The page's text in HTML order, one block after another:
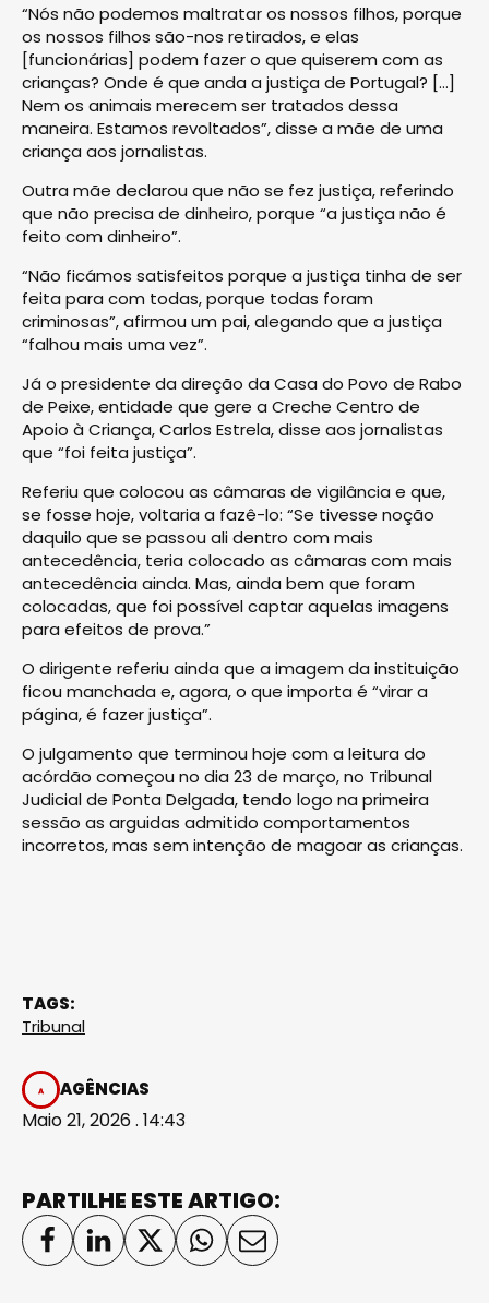
“Nós não podemos maltratar os nossos filhos, porque
os nossos filhos são-nos retirados, e elas
[funcionárias] podem fazer o que quiserem com as
crianças? Onde é que anda a justiça de Portugal? […]
Nem os animais merecem ser tratados dessa
maneira. Estamos revoltados”, disse a mãe de uma
criança aos jornalistas.
Outra mãe declarou que não se fez justiça, referindo
que não precisa de dinheiro, porque “a justiça não é
feito com dinheiro”.
“Não ficámos satisfeitos porque a justiça tinha de ser
feita para com todas, porque todas foram
criminosas”, afirmou um pai, alegando que a justiça
“falhou mais uma vez”.
Já o presidente da direção da Casa do Povo de Rabo
de Peixe, entidade que gere a Creche Centro de
Apoio à Criança, Carlos Estrela, disse aos jornalistas
que “foi feita justiça”.
Referiu que colocou as câmaras de vigilância e que,
se fosse hoje, voltaria a fazê-lo: “Se tivesse noção
daquilo que se passou ali dentro com mais
antecedência, teria colocado as câmaras com mais
antecedência ainda. Mas, ainda bem que foram
colocadas, que foi possível captar aquelas imagens
para efeitos de prova.”
O dirigente referiu ainda que a imagem da instituição
ficou manchada e, agora, o que importa é “virar a
página, é fazer justiça”.
O julgamento que terminou hoje com a leitura do
acórdão começou no dia 23 de março, no Tribunal
Judicial de Ponta Delgada, tendo logo na primeira
sessão as arguidas admitido comportamentos
incorretos, mas sem intenção de magoar as crianças.
TAGS:
Tribunal
AGÊNCIAS
Maio 21, 2026 . 14:43
PARTILHE ESTE ARTIGO: